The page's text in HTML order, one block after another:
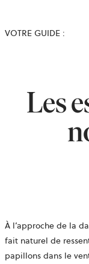
VOTRE GUIDE :
Les
À l’approche de la
fait naturel de
papillons dans le